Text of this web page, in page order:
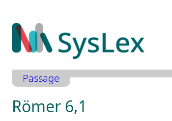
Inhalt
springen
Passage
Römer 6,1